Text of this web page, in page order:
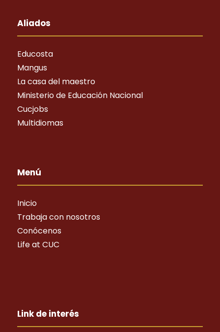
Aliados
Educosta
Mangus
La casa del maestro
Ministerio de Educación Nacional
Cucjobs
Multidiomas
Menú
Inicio
Trabaja con nosotros
Conócenos
Life at CUC
Link de interés